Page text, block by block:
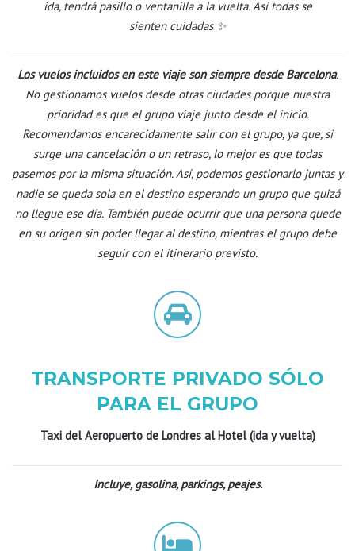
ida, tendrá pasillo o ventanilla a la vuelta. Así todas se
sienten cuidadas ✨
Los vuelos incluidos en este viaje son siempre desde Barcelona.
No gestionamos vuelos desde otras ciudades porque nuestra
prioridad es que el grupo viaje junto desde el inicio.
Recomendamos encarecidamente salir con el grupo, ya que, si
surge una cancelación o un retraso, lo mejor es que todas
pasemos por la misma situación. Así, podemos gestionarlo juntas y
nadie se queda sola en el destino esperando un grupo que quizá
no llegue ese día. También puede ocurrir que una persona quede
en su origen sin poder llegar al destino, mientras el grupo debe
seguir con el itinerario previsto.
TRANSPORTE PRIVADO SÓLO
PARA EL GRUPO
Taxi del Aeropuerto de Londres al Hotel (ida y vuelta)
Incluye, gasolina, parkings, peajes.